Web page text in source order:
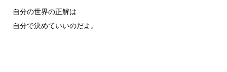
自分の世界の正解は
自分で決めていいのだよ。